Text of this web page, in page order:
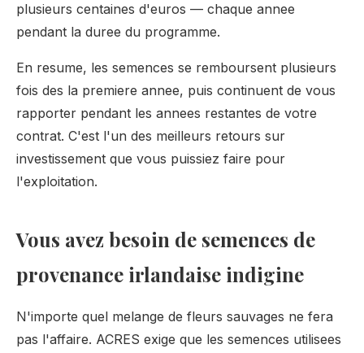
plusieurs centaines d'euros — chaque annee
pendant la duree du programme.
En resume, les semences se remboursent plusieurs
fois des la premiere annee, puis continuent de vous
rapporter pendant les annees restantes de votre
contrat. C'est l'un des meilleurs retours sur
investissement que vous puissiez faire pour
l'exploitation.
Vous avez besoin de semences de
provenance irlandaise indigine
N'importe quel melange de fleurs sauvages ne fera
pas l'affaire. ACRES exige que les semences utilisees